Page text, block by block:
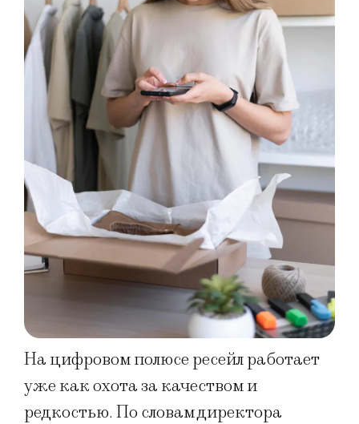
На цифровом полюсе ресейл работает
уже как охота за качеством и
редкостью. По словам директора